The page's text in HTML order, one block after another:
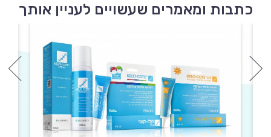
כתבות ומאמרים שעשויים לעניין אותך